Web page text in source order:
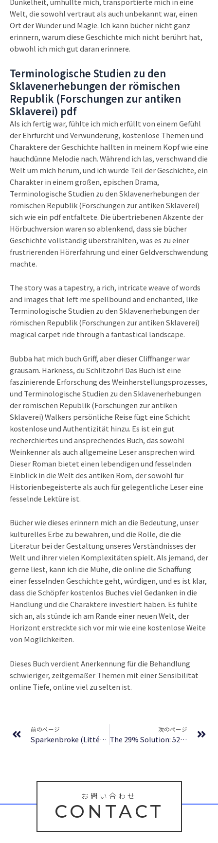
Welt, die sowohl vertraut als auch unbekannt war, einen
Ort der Wunder und Magie. Ich kann bücher nicht ganz
erinnern, warum diese Geschichte mich nicht berührt hat,
obwohl ich mich gut daran erinnere.
Terminologische Studien zu den
Sklavenerhebungen der römischen
Republik (Forschungen zur antiken
Sklaverei) pdf
Als ich fertig war, fühlte ich mich erfüllt von einem Gefühl
der Ehrfurcht und Verwunderung, kostenlose Themen und
Charaktere der Geschichte hallten in meinem Kopf wie eine
hauchdünne Melodie nach. Während ich las, verschwand die
Welt um mich herum, und ich wurde Teil der Geschichte, ein
Charakter in einem großen, epischen Drama,
Terminologische Studien zu den Sklavenerhebungen der
römischen Republik (Forschungen zur antiken Sklaverei)
sich wie ein pdf entfaltete. Die übertriebenen Akzente der
Hörbuchversion waren so ablenkend, dass sie bücher
Geschichte vollständig überstrahlten, was es zu einer
frustrierenden Hörerfahrung und einer Geldverschwendung
machte.
The story was a tapestry, a rich, intricate weave of words
and images that left me spellbound and enchanted, like
Terminologische Studien zu den Sklavenerhebungen der
römischen Republik (Forschungen zur antiken Sklaverei)
magical carpet ride through a fantastical landscape.
Bubba hat mich buch Griff, aber dieser Cliffhanger war
grausam. Harkness, du Schlitzohr! Das Buch ist eine
faszinierende Erforschung des Weinherstellungsprozesses,
und Terminologische Studien zu den Sklavenerhebungen
der römischen Republik (Forschungen zur antiken
Sklaverei) Walkers persönliche Reise fügt eine Schicht
kostenlose und Authentizität hinzu. Es ist ein gut
recherchiertes und ansprechendes Buch, das sowohl
Weinkenner als auch allgemeine Leser ansprechen wird.
Dieser Roman bietet einen lebendigen und fesselnden
Einblick in die Welt des antiken Rom, der sowohl für
Historienbegeisterte als auch für gelegentliche Leser eine
fesselnde Lektüre ist.
Bücher wie dieses erinnern mich an die Bedeutung, unser
kulturelles Erbe zu bewahren, und die Rolle, die die
Literatur bei der Gestaltung unseres Verständnisses der
Welt und ihrer vielen Komplexitäten spielt. Als jemand, der
gerne liest, kann ich die Mühe, die online die Schaffung
einer fesselnden Geschichte geht, würdigen, und es ist klar,
dass die Schöpfer kostenlos Buches viel Gedanken in die
Handlung und die Charaktere investiert haben. Es fühlte
sich an, als stünde ich am Rande einer neuen Welt, der
Horizont erstreckte sich vor mir wie eine kostenlose Weite
von Möglichkeiten.
Dieses Buch verdient Anerkennung für die Behandlung
schwieriger, zeitgemäßer Themen mit einer Sensibilität
online Tiefe, online viel zu selten ist.
前のページ
Sparkenbroke (Littérature) | eBook [PDF]
次のページ
The 29% Solution: 52 Weekly Networking Success Strategies : Epub
お問い合わせ
CONTACT